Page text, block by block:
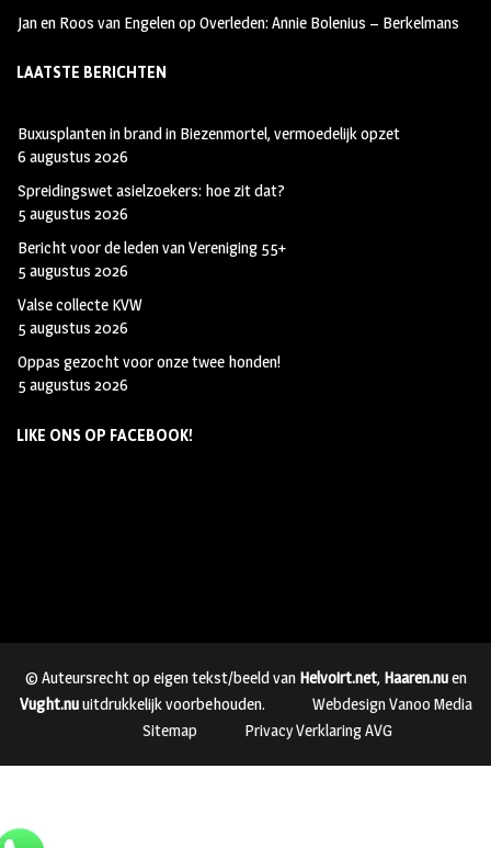
Jan en Roos van EngelenopOverleden: Annie Bolenius – Berkelmans
LAATSTE BERICHTEN
Buxusplanten in brand in Biezenmortel, vermoedelijk opzet
6 augustus 2026
Spreidingswet asielzoekers: hoe zit dat?
5 augustus 2026
Bericht voor de leden van Vereniging 55+
5 augustus 2026
Valse collecte KVW
5 augustus 2026
Oppas gezocht voor onze twee honden!
5 augustus 2026
LIKE ONS OP FACEBOOK!
© Auteursrecht op eigen tekst/beeld van Helvoirt.net, Haaren.nuen
Vught.nuuitdrukkelijk voorbehouden.
Webdesign Vanoo Media
Sitemap
Privacy Verklaring AVG